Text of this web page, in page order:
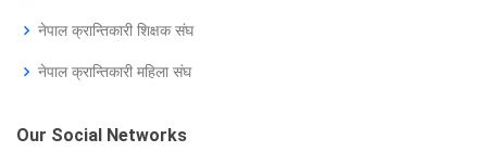
नेपाल क्रान्तिकारी शिक्षक संघ
नेपाल क्रान्तिकारी महिला संघ
Our Social Networks